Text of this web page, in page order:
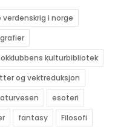
verdenskrig i norge
kulturbibliotek
og vektreduksjon
esoteri
fantasy
Filosofi